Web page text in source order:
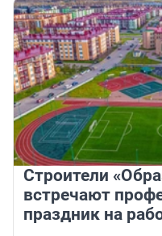
Строители
встречают
праздник на